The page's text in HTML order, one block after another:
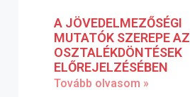
A JÖVEDELMEZŐSÉGI
MUTATÓK SZEREPE AZ
OSZTALÉKDÖNTÉSEK
ELŐREJELZÉSÉBEN
Tovább olvasom »